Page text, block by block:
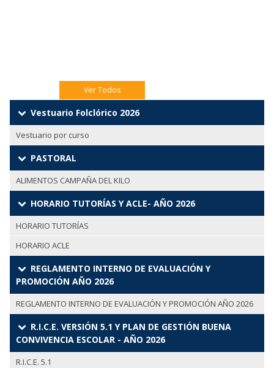
Ver Todos
Vestuario Folclórico 2026
Vestuario por curso
PASTORAL
ALIMENTOS CAMPAÑA DEL KILO
HORARIO TUTORÍAS Y ACLE- AÑO 2026
HORARIO TUTORÍAS
HORARIO ACLE
REGLAMENTO INTERNO DE EVALUACIÓN Y
PROMOCIÓN AÑO 2026
REGLAMENTO INTERNO DE EVALUACIÓN Y PROMOCIÓN AÑO 2026
R.I.C.E. VERSIÓN 5.1 Y PLAN DE GESTIÓN BUENA
CONVIVENCIA ESCOLAR - AÑO 2026
R.I.C.E. 5.1